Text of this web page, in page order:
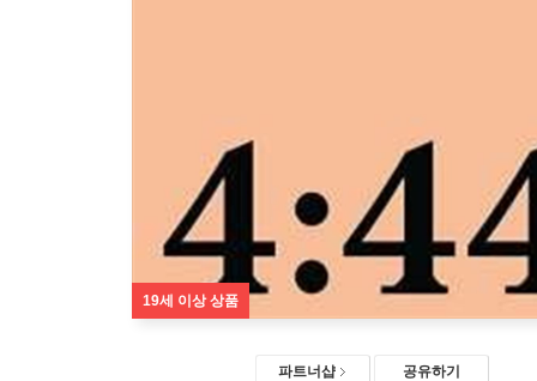
19세 이상 상품
파트너샵 공유하기